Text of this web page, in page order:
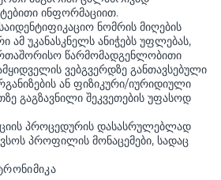
ინფორმაციით.
ნომრის მიღების
ამ უკანასკნელს ანიჭებს უფლებას,
წარმომადგენლობითი
ვებგვერდზე განთავსებული
ან ფიზიკური/იურიდიული
გაგზავნილი შეკვეთების უფასოდ
პროცედურის დასასრულებლად
პროფილის მონაცემები, სადაც